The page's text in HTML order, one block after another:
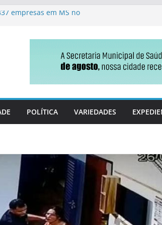
empresas em MS no
para o Senado
correm atrás de
estadual nas eleições
POLÍTICA VARIEDADES